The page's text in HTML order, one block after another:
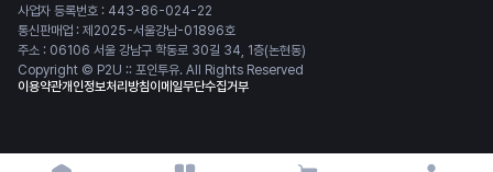
사업자 등록번호 : 443-86-024-22
통신판매업 : 제2025-서울강남-01896호
주소 : 06106 서울 강남구 학동로 30길 34, 1층(논현동)
Copyright © P2U :: 포인투유. All Rights Reserved
이용약관개인정보처리방침이메일무단수집거부